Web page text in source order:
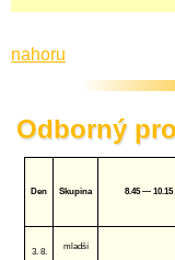
nahoru
Odborný
Den Skupina 8.45 — 10.15
3. 8.
mladší